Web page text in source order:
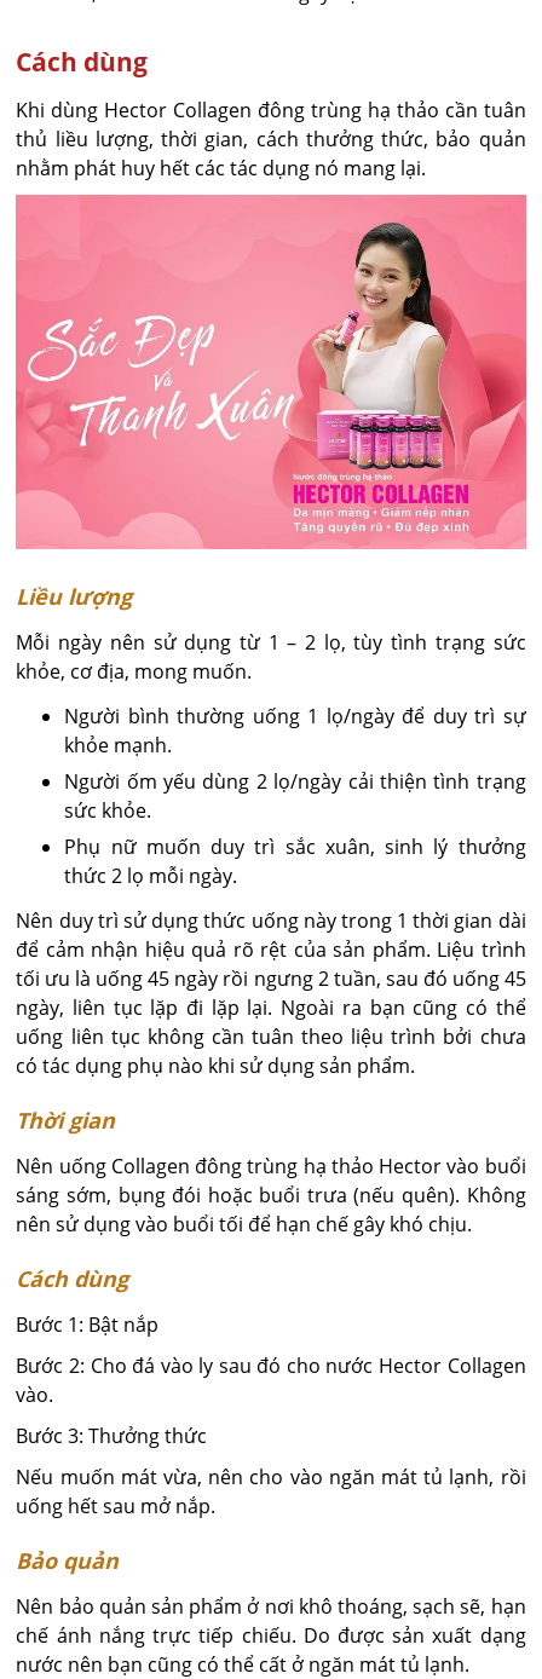
Cách dùng
Khi dùng Hector Collagen đông trùng hạ thảo cần tuân
thủ liều lượng, thời gian, cách thưởng thức, bảo quản
nhằm phát huy hết các tác dụng nó mang lại.
Liều lượng
Mỗi ngày nên sử dụng từ 1 – 2 lọ, tùy tình trạng sức
khỏe, cơ địa, mong muốn.
Người bình thường uống 1 lọ/ngày để duy trì sự
khỏe mạnh.
Người ốm yếu dùng 2 lọ/ngày cải thiện tình trạng
sức khỏe.
Phụ nữ muốn duy trì sắc xuân, sinh lý thưởng
thức 2 lọ mỗi ngày.
Nên duy trì sử dụng thức uống này trong 1 thời gian dài
để cảm nhận hiệu quả rõ rệt của sản phẩm. Liệu trình
tối ưu là uống 45 ngày rồi ngưng 2 tuần, sau đó uống 45
ngày, liên tục lặp đi lặp lại. Ngoài ra bạn cũng có thể
uống liên tục không cần tuân theo liệu trình bởi chưa
có tác dụng phụ nào khi sử dụng sản phẩm.
Thời gian
Nên uống Collagen đông trùng hạ thảo Hector vào buổi
sáng sớm, bụng đói hoặc buổi trưa (nếu quên). Không
nên sử dụng vào buổi tối để hạn chế gây khó chịu.
Cách dùng
Bước 1: Bật nắp
Bước 2: Cho đá vào ly sau đó cho nước Hector Collagen
vào.
Bước 3: Thưởng thức
Nếu muốn mát vừa, nên cho vào ngăn mát tủ lạnh, rồi
uống hết sau mở nắp.
Bảo quản
Nên bảo quản sản phẩm ở nơi khô thoáng, sạch sẽ, hạn
chế ánh nắng trực tiếp chiếu. Do được sản xuất dạng
nước nên bạn cũng có thể cất ở ngăn mát tủ lạnh.